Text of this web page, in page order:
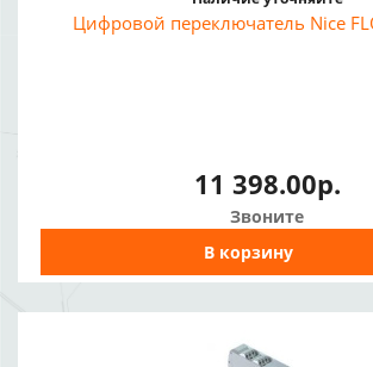
Цифровой переключатель Nice
11 398.00р.
Звоните
В корзину